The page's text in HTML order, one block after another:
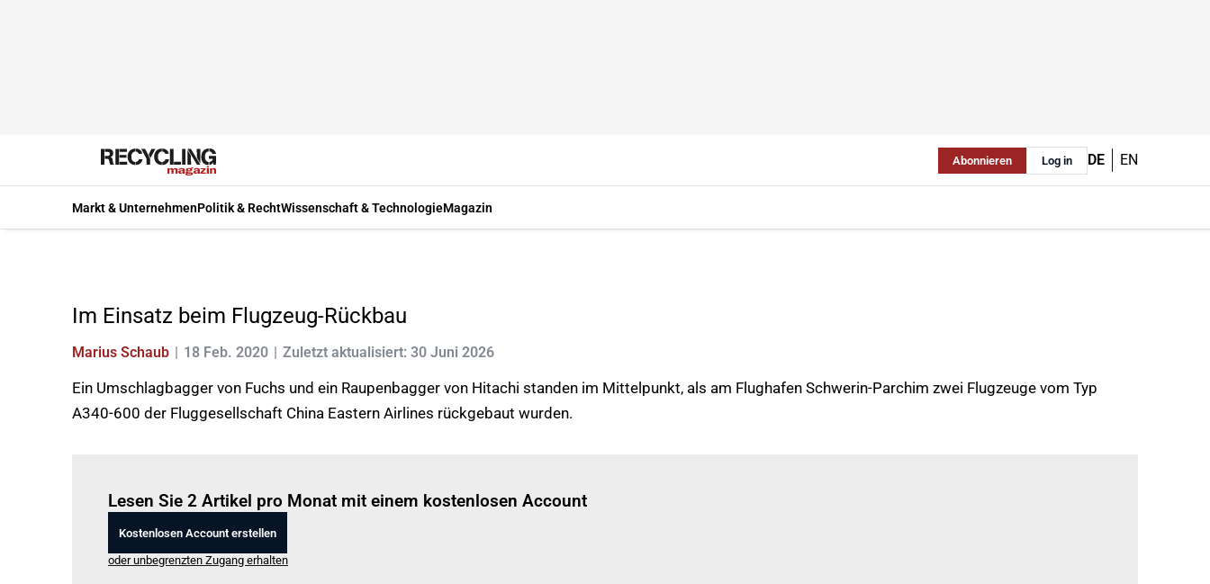
Abonnieren Log in DE EN
Markt & UnternehmenPolitik & RechtWissenschaft & TechnologieMagazin
Im Einsatz beim Flugzeug-Rückbau
Marius Schaub 18 Feb. 2020 Zuletzt aktualisiert: 30 Juni 2026
Ein Umschlagbagger von Fuchs und ein Raupenbagger von Hitachi standen im Mittelpunkt, als am Flughafen Schwerin-Parchim zwei Flugzeuge vom Typ
A340-600 der Fluggesellschaft China Eastern Airlines rückgebaut wurden.
Lesen Sie 2 Artikel pro Monat mit einem kostenlosen Account
Kostenlosen Account erstellen
oder unbegrenzten Zugang erhalten